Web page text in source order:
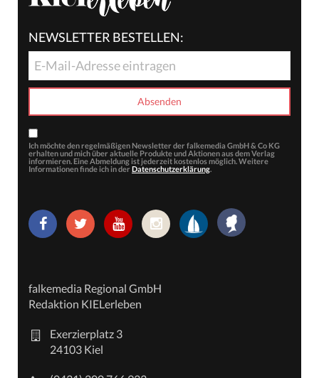
NEWSLETTER BESTELLEN:
Ich möchte den regelmäßigen Newsletter der falkemedia GmbH & Co KG
erhalten und mich über aktuelle Produkte und Aktionen aus dem Verlag
informieren. Eine Abmeldung ist jederzeit kostenlos möglich. Weitere
Informationen finde ich in der Datenschutzerklärung.
falkemedia Regional GmbH
Redaktion KIELerleben
Exerzierplatz 3
24103 Kiel